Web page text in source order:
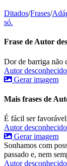
Ditados/Frases/
só.
Frase de Autor
Dor de barriga não
Autor desconhecido
Gerar imagem
Mais frases de
É fácil ser
Autor desconhecido
Gerar imagem
Sonhamos com
passado e, nem
Autor desconhecido